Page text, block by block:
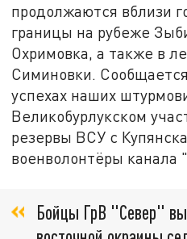
продолжаются вблизи
границы на рубеже
Охримовка, а также в
Симиновки.
успехах наших
Великобурлукском
резервы ВСУ с
военволонтёры канала
Бойцы ГрВ "Север"